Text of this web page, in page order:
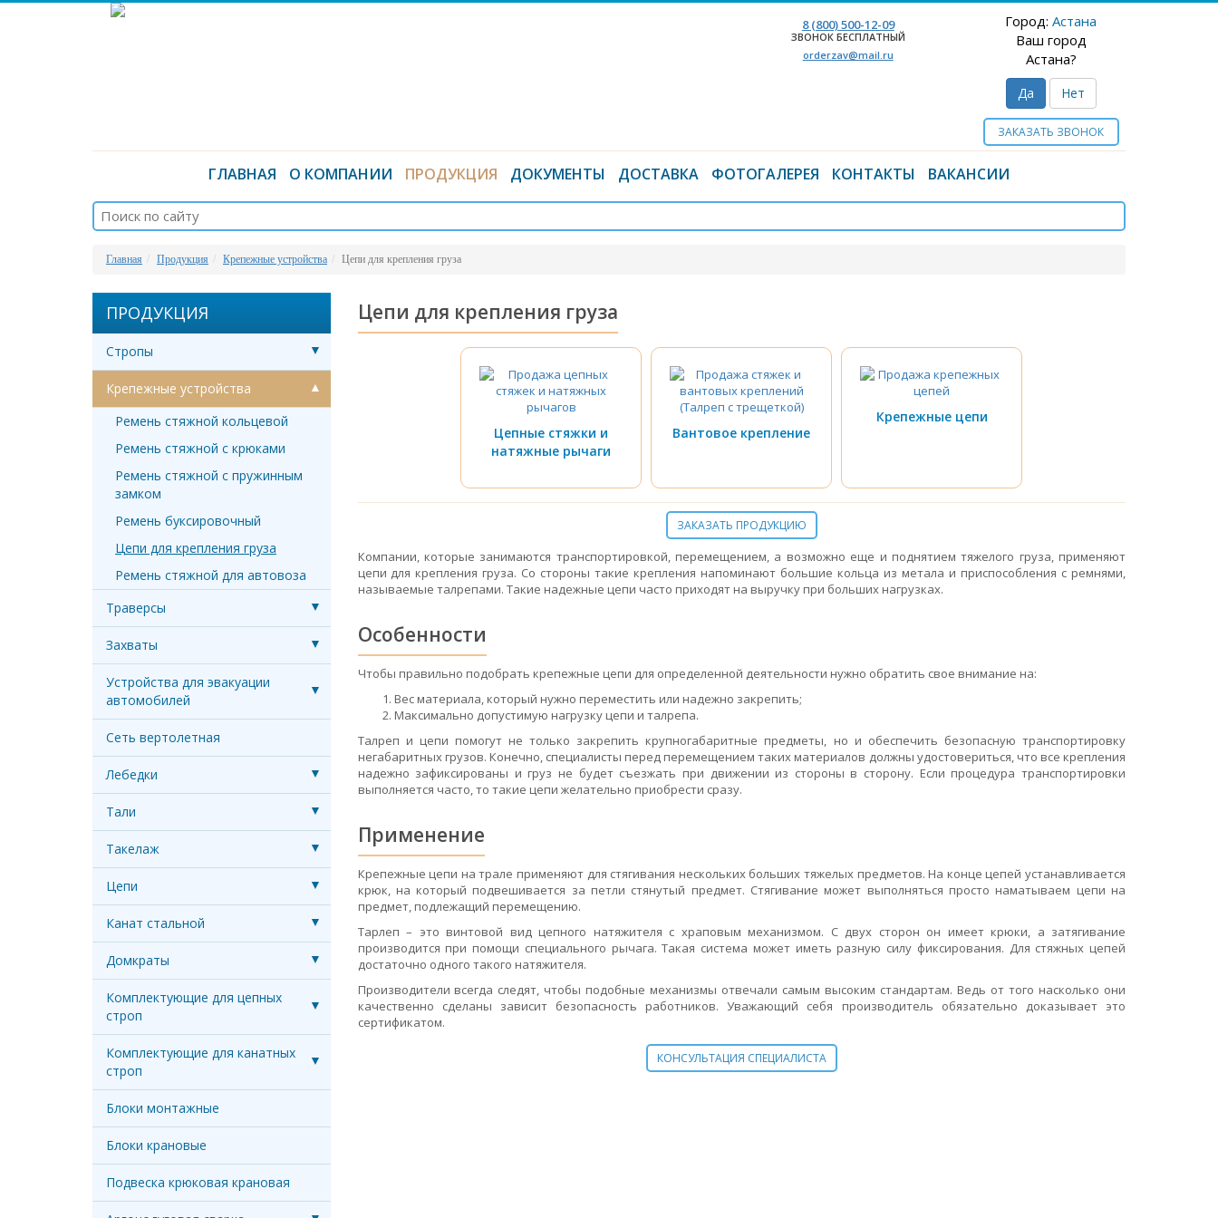
8 (800) 500-12-09
ЗВОНОК БЕСПЛАТНЫЙ
orderzav@mail.ru
Город: Астана
Ваш город
Астана?
Да Нет
ЗАКАЗАТЬ ЗВОНОК
ГЛАВНАЯ О КОМПАНИИ ПРОДУКЦИЯ ДОКУМЕНТЫ ДОСТАВКА ФОТОГАЛЕРЕЯ КОНТАКТЫ ВАКАНСИИ
Главная Продукция Крепежные устройства Цепи для крепления груза
ПРОДУКЦИЯ
Стропы
Крепежные устройства
Ремень стяжной кольцевой
Ремень стяжной с крюками
Ремень стяжной с пружинным
замком
Ремень буксировочный
Цепи для крепления груза
Ремень стяжной для автовоза
Траверсы
Захваты
Устройства для эвакуации
автомобилей
Сеть вертолетная
Лебедки
Тали
Такелаж
Цепи
Канат стальной
Домкраты
Комплектующие для цепных
строп
Комплектующие для канатных
строп
Блоки монтажные
Блоки крановые
Подвеска крюковая крановая
Цепи для крепления груза
Цепные стяжки и
натяжные рычаги
Вантовое крепление
Крепежные цепи
ЗАКАЗАТЬ ПРОДУКЦИЮ
Компании, которые занимаются транспортировкой, перемещением, а возможно еще и поднятием тяжелого груза, применяют
цепи для крепления груза. Со стороны такие крепления напоминают большие кольца из метала и приспособления с ремнями,
называемые талрепами. Такие надежные цепи часто приходят на выручку при больших нагрузках.
Особенности
Чтобы правильно подобрать крепежные цепи для определенной деятельности нужно обратить свое внимание на:
Вес материала, который нужно переместить или надежно закрепить;
Максимально допустимую нагрузку цепи и талрепа.
Талреп и цепи помогут не только закрепить крупногабаритные предметы, но и обеспечить безопасную транспортировку
негабаритных грузов. Конечно, специалисты перед перемещением таких материалов должны удостовериться, что все крепления
надежно зафиксированы и груз не будет съезжать при движении из стороны в сторону. Если процедура транспортировки
выполняется часто, то такие цепи желательно приобрести сразу.
Применение
Крепежные цепи на трале применяют для стягивания нескольких больших тяжелых предметов. На конце цепей устанавливается
крюк, на который подвешивается за петли стянутый предмет. Стягивание может выполняться просто наматываем цепи на
предмет, подлежащий перемещению.
Тарлеп – это винтовой вид цепного натяжителя с храповым механизмом. С двух сторон он имеет крюки, а затягивание
производится при помощи специального рычага. Такая система может иметь разную силу фиксирования. Для стяжных цепей
достаточно одного такого натяжителя.
Производители всегда следят, чтобы подобные механизмы отвечали самым высоким стандартам. Ведь от того насколько они
качественно сделаны зависит безопасность работников. Уважающий себя производитель обязательно доказывает это
сертификатом.
КОНСУЛЬТАЦИЯ СПЕЦИАЛИСТА